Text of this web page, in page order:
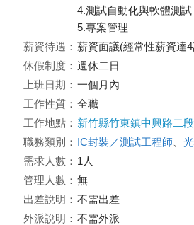
4.測試自動化與軟體測試
5.專案管理
薪資待遇： 薪資面議(經常性薪資達
休假制度： 週休二日
上班日期： 一個月內
工作性質： 全職
工作地點： 新竹縣竹東鎮中興路二
職務類別： IC封裝／測試工程師
需求人數： 1人
管理人數： 無
出差說明： 不需出差
外派說明： 不需外派